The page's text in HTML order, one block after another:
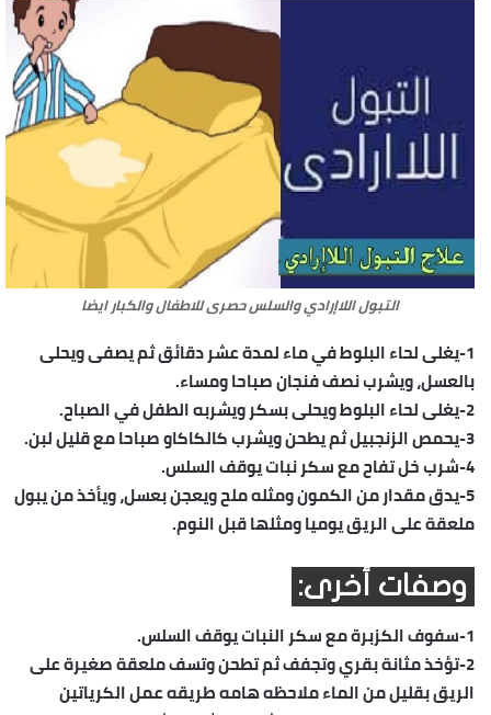
التبول اللاإرادي والسلس حصرى للاطفال والكبار ايضا
1-يغلى لحاء البلوط في ماء لمدة عشر دقائق ثم يصفى ويحلى
بالعسل، ويشرب نصف فنجان صباحا ومساء.
2-يغلى لحاء البلوط ويحلى بسكر ويشربه الطفل في الصباح.
3-يحمص الزنجبيل ثم يطحن ويشرب كالكاكاو صباحا مع قليل لبن.
4-شرب خل تفاح مع سكر نبات يوقف السلس.
5-يدق مقدار من الكمون ومثله ملح ويعجن بعسل، ويأخذ من يبول
ملعقة على الريق يوميا ومثلها قبل النوم.
وصفات أخرى:
1-سفوف الكزبرة مع سكر النبات يوقف السلس.
2-تؤخذ مثانة بقري وتجفف ثم تطحن وتسف ملعقة صغيرة على
الريق بقليل من الماء ملاحظه هامه طريقه عمل الكرياتين